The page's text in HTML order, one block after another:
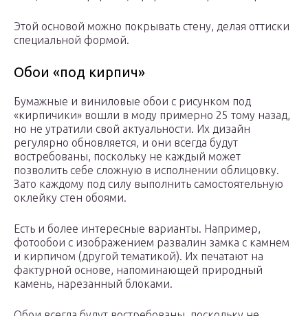
Этой основой можно покрывать стену, делая оттиски
специальной формой.
Обои «под кирпич»
Бумажные и виниловые обои с рисунком под
«кирпичики» вошли в моду примерно 25 тому назад,
но не утратили свой актуальности. Их дизайн
регулярно обновляется, и они всегда будут
востребованы, поскольку не каждый может
позволить себе сложную в исполнении облицовку.
Зато каждому под силу выполнить самостоятельную
оклейку стен обоями.
Есть и более интересные варианты. Например,
фотообои с изображением развалин замка с камнем
и кирпичом (другой тематикой). Их печатают на
фактурной основе, напоминающей природный
камень, нарезанный блоками.